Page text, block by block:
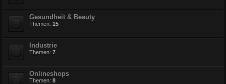
Gesundheit & Beauty
Themen: 15
Industrie
Themen: 7
Onlineshops
Themen: 8